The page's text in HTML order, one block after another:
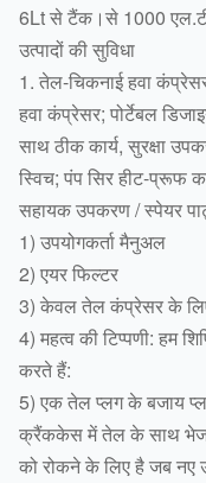
6Lt से टैंक।से 1000
उत्पादों की सुविधा
1. तेल-चिकनाई हवा
हवा कंप्रेसर; पोर्टेबल
साथ ठीक कार्य, सुरक्षा
स्विच; पंप सिर हीट-प्रूफ
सहायक उपकरण / स्पेयर
1) उपयोगकर्ता मैनुअल
2) एयर फिल्टर
3) केवल तेल कंप्रेसर के
4) महत्व की टिप्पणी: हम
करते हैं:
5) एक तेल प्लग के बजाय
क्रैंककेस में तेल के साथ भेज
को रोकने के लिए है जब नए